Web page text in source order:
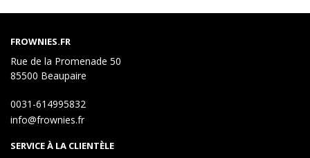
FROWNIES.FR
Rue de la Promenade 50
85500 Beaupaire
0031-614995832
info@frownies.fr
SERVICE À LA CLIENTÈLE